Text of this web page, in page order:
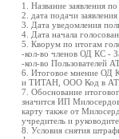
1. Название заявления
2. дата подачи
3. Дата уведомления
4. Дата начала
5. Кворум по итогам
-кол-во членов ОД КС -
-кол-во Пользователей
6. Итоговое мнение
и ТИТАН, ООО Код в
7. Обоснование
значится ИП
карту также от
учредитель и
8. Условия снятия